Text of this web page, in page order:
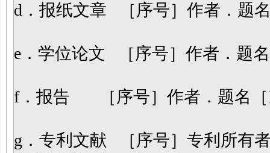
d．报纸文章 ［序号］作者．题
e．学位论文 ［序号］作者．题
f．报告 ［序号］作者．题名［
g．专利文献 ［序号］专利所有